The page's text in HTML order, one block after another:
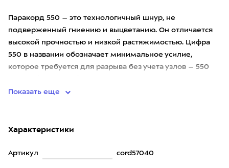
Паракорд 550 – это технологичный шнур, не
подверженный гниению и выцветанию. Он отличается
высокой прочностью и низкой растяжимостью. Цифра
550 в названии обозначает минимальное усилие,
которое требуется для разрыва без учета узлов – 550
Показать еще
Характеристики
Артикул cord57040